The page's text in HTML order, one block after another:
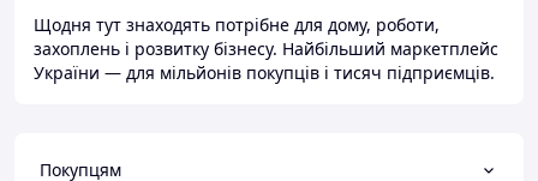
Щодня тут знаходять потрібне для дому, роботи,
захоплень і розвитку бізнесу. Найбільший маркетплейс
України — для мільйонів покупців і тисяч підприємців.
Покупцям